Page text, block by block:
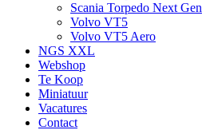
Scania Torpedo Next Gen
Volvo VT5
Volvo VT5 Aero
NGS XXL
Webshop
Te Koop
Miniatuur
Vacatures
Contact